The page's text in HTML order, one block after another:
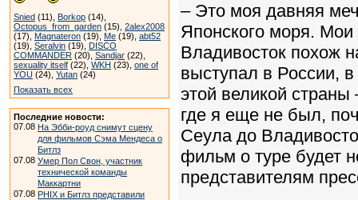
Snied (11), Borkop (14),
Octopus_from_garden (15), 2alex2008
(17), Magnateron (19), Me (19), abt52
(19), Seralvin (19), DISCO
COMMANDER (20), Sandjar (22),
sexuality itself (22), WKH (23), one of
YOU (24), Yutan (24)
Показать всех
Последние новости:
07.08 На Эбби-роуд снимут сцену
для фильмов Сэма Мендеса о
Битлз
07.08 Умер Пол Свон, участник
технической команды
Маккартни
07.08 PHIX и Битлз представили
– Это моя давняя
Японского моря. Мои
Владивосток похож
выступал в России,
этой великой
где я еще не был,
Сеула до
фильм о туре будет
представителям